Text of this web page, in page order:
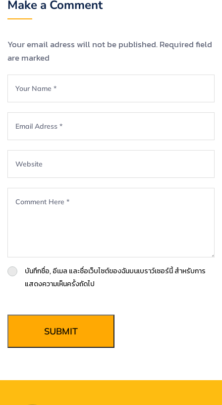
Make a Comment
Your email adress will not be published. Required field
are marked
บันทึกชื่อ, อีเมล และชื่อเว็บไซต์ของฉันบนเบราว์เซอร์นี้ สำหรับการ
แสดงความเห็นครั้งถัดไป
SUBMIT